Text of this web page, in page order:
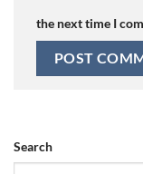
the next time I
Search